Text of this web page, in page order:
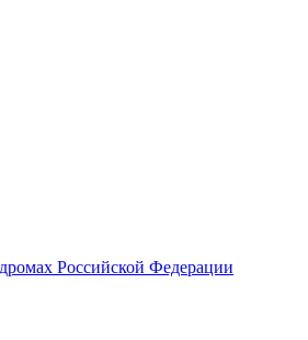
Российской Федерации